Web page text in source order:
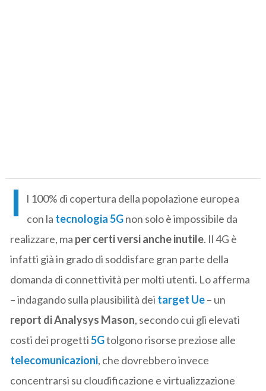
I
l 100% di copertura della popolazione europea
con la tecnologia 5Gnon solo è impossibile da
realizzare, ma per certi versi anche inutile. Il 4G è
infatti già in grado di soddisfare gran parte della
domanda di connettività per molti utenti. Lo afferma
– indagando sulla plausibilità dei target Ue– un
report di Analysys Mason, secondo cui gli elevati
costi dei progetti5Gtolgono risorse preziose alle
telecomunicazioni, che dovrebbero invece
concentrarsi su cloudificazione e virtualizzazione